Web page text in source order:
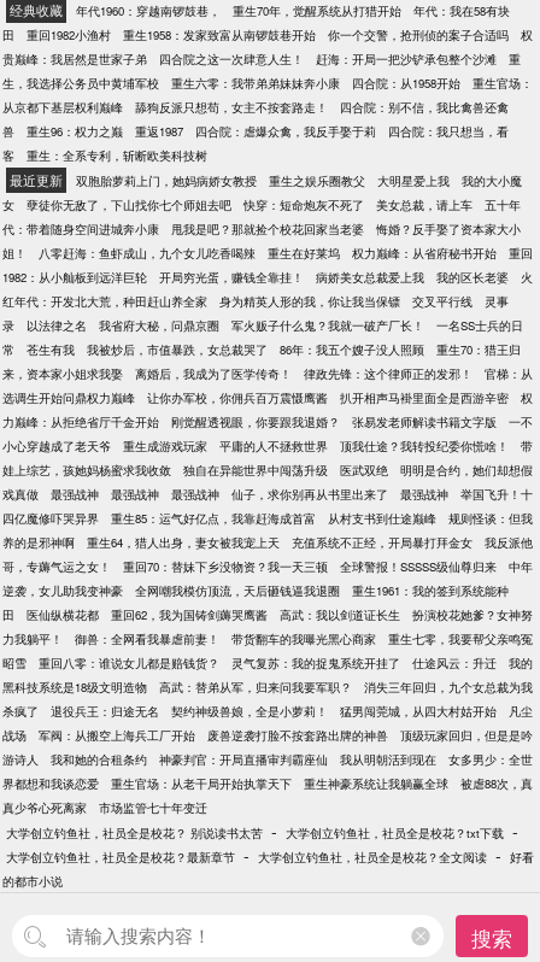
经典收藏 年代1960：穿越南锣鼓巷， 重生70年，觉醒系统从打猎开始
年代：我在58有块
田
重回1982小渔村 重生1958：发家致富从南锣鼓巷开始 你一个交警，抢刑侦的案子合适吗
权
贵巅峰：我居然是世家子弟
四合院之这一次肆意人生！ 赶海：开局一把沙铲承包整个沙滩
重
生，我选择公务员中黄埔军校
重生六零：我带弟弟妹妹奔小康 四合院：从1958开始
重生官场：
从京都下基层权利巅峰
舔狗反派只想苟，女主不按套路走！
四合院：别不信，我比禽兽还禽
兽
重生96：权力之巅 重返1987 四合院：虐爆众禽，我反手娶于莉
四合院：我只想当，看
客
重生：全系专利，斩断欧美科技树
最近更新 双胞胎萝莉上门，她妈病娇女教授 重生之娱乐圈教父 大明星爱上我
我的大小魔
女
孽徒你无敌了，下山找你七个师姐去吧 快穿：短命炮灰不死了 美女总裁，请上车
五十年
代：带着随身空间进城奔小康
甩我是吧？那就捡个校花回家当老婆
悔婚？反手娶了资本家大小
姐！
八零赶海：鱼虾成山，九个女儿吃香喝辣 重生在好莱坞 权力巅峰：从省府秘书开始
重回
1982：从小舢板到远洋巨轮
开局穷光蛋，赚钱全靠挂！ 病娇美女总裁爱上我 我的区长老婆
火
红年代：开发北大荒，种田赶山养全家
身为精英人形的我，你让我当保镖 交叉平行线
灵事
录
以法律之名 我省府大秘，问鼎京圈 军火贩子什么鬼？我就一破产厂长！
一名SS士兵的日
常
苍生有我 我被炒后，市值暴跌，女总裁哭了 86年：我五个嫂子没人照顾
重生70：猎王归
来，资本家小姐求我娶
离婚后，我成为了医学传奇！ 律政先锋：这个律师正的发邪！
官梯：从
选调生开始问鼎权力巅峰
让你办军校，你佣兵百万震慑鹰酱 扒开相声马褂里面全是西游辛密
权
力巅峰：从拒绝省厅千金开始
刚觉醒透视眼，你要跟我退婚？ 张易发老师解读书籍文字版
一不
小心穿越成了老天爷
重生成游戏玩家 平庸的人不拯救世界 顶我仕途？我转投纪委你慌啥！
带
娃上综艺，孩她妈杨蜜求我收敛
独自在异能世界中闯荡升级 医武双绝
明明是合约，她们却想假
戏真做
最强战神 最强战神 最强战神 仙子，求你别再从书里出来了 最强战神
举国飞升！十
四亿魔修吓哭异界
重生85：运气好亿点，我靠赶海成首富 从村支书到仕途巅峰
规则怪谈：但我
养的是邪神啊
重生64，猎人出身，妻女被我宠上天 充值系统不正经，开局暴打拜金女
我反派他
哥，专薅气运之女！
重回70：替妹下乡没物资？我一天三顿 全球警报！SSSSS级仙尊归来
中年
逆袭，女儿助我变神豪
全网嘲我模仿顶流，天后砸钱逼我退圈
重生1961：我的签到系统能种
田
医仙纵横花都 重回62，我为国铸剑薅哭鹰酱 高武：我以剑道证长生
扮演校花她爹？女神努
力我躺平！
御兽：全网看我暴虐前妻！ 带货翻车的我曝光黑心商家
重生七零，我要帮父亲鸣冤
昭雪
重回八零：谁说女儿都是赔钱货？ 灵气复苏：我的捉鬼系统开挂了 仕途风云：升迁
我的
黑科技系统是18级文明造物
高武：替弟从军，归来问我要军职？
消失三年回归，九个女总裁为我
杀疯了
退役兵王：归途无名 契约神级兽娘，全是小萝莉！ 猛男闯莞城，从四大村姑开始
凡尘
战场
军阀：从搬空上海兵工厂开始 废兽逆袭打脸不按套路出牌的神兽
顶级玩家回归，但是是吟
游诗人
我和她的合租条约 神豪判官：开局直播审判霸座仙 我从明朝活到现在
女多男少：全世
界都想和我谈恋爱
重生官场：从老干局开始执掌天下 重生神豪系统让我躺赢全球
被虐88次，真
真少爷心死离家
市场监管七十年变迁
大学创立钓鱼社，社员全是校花？ 别说读书太苦 - 大学创立钓鱼社，社员全是校花？txt下载 -
大学创立钓鱼社，社员全是校花？最新章节 - 大学创立钓鱼社，社员全是校花？全文阅读 - 好看
的都市小说
搜索